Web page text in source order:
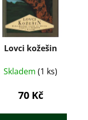
Lovci kožešin
Skladem (1 ks)
70 Kč